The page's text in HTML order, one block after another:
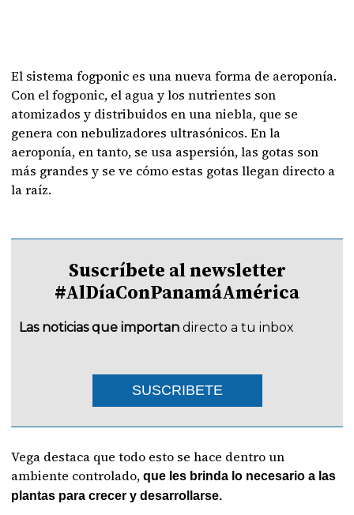
El sistema fogponic es una nueva forma de aeroponía.
Con el fogponic, el agua y los nutrientes son
atomizados y distribuidos en una niebla, que se
genera con nebulizadores ultrasónicos. En la
aeroponía, en tanto, se usa aspersión, las gotas son
más grandes y se ve cómo estas gotas llegan directo a
la raíz.
Suscríbete al newsletter
#AlDíaConPanamáAmérica
Las noticias que importan directo a tu inbox
SUSCRIBETE
Vega destaca que todo esto se hace dentro un
ambiente controlado,que les brinda lo necesario a las
plantas para crecer y desarrollarse.